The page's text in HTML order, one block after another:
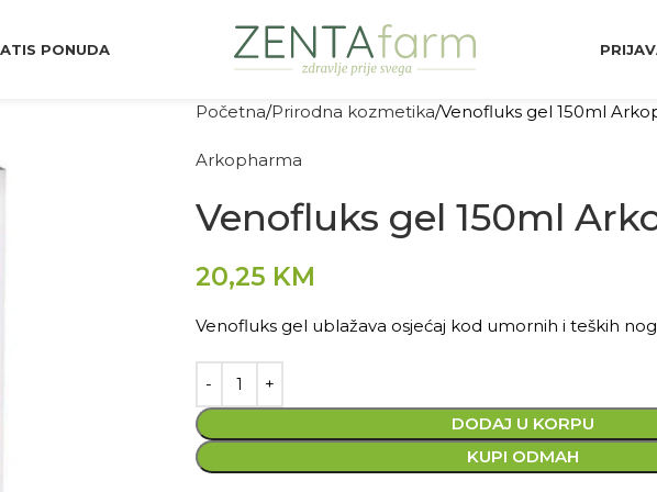
PONUDA
Početna Prirodna kozmetika Venofluks gel 150ml
Arkopharma
Venofluks gel 150ml
20,25 KM
Venofluks gel ublažava osjećaj kod umornih i teških
DODAJ U KORPU
KUPI ODMAH